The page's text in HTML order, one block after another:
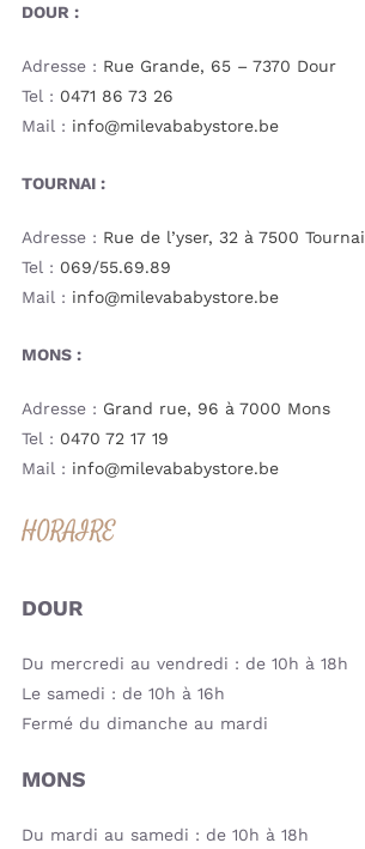
DOUR :
Adresse : Rue Grande, 65 – 7370 Dour
Tel : 0471 86 73 26
Mail : info@milevababystore.be
TOURNAI :
Adresse : Rue de l’yser, 32 à 7500 Tournai
Tel : 069/55.69.89
Mail : info@milevababystore.be
MONS :
Adresse : Grand rue, 96 à 7000 Mons
Tel : 0470 72 17 19
Mail : info@milevababystore.be
HORAIRE
DOUR
Du mercredi au vendredi : de 10h à 18h
Le samedi : de 10h à 16h
Fermé du dimanche au mardi
MONS
Du mardi au samedi : de 10h à 18h